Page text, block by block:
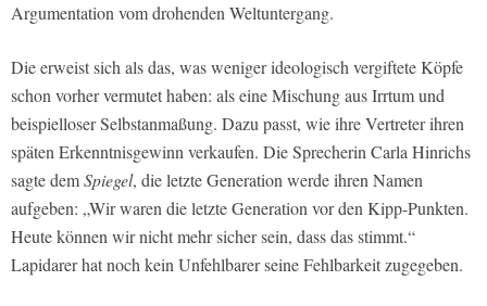
Argumentation vom drohenden Weltuntergang.
Die erweist sich als das, was weniger ideologisch vergiftete Köpfe
schon vorher vermutet haben: als eine Mischung aus Irrtum und
beispielloser Selbstanmaßung. Dazu passt, wie ihre Vertreter ihren
späten Erkenntnisgewinn verkaufen. Die Sprecherin Carla Hinrichs
sagte demSpiegel, die letzte Generation werde ihren Namen
aufgeben: „Wir waren die letzte Generation vor den Kipp-Punkten.
Heute können wir nicht mehr sicher sein, dass das stimmt.“
Lapidarer hat noch kein Unfehlbarer seine Fehlbarkeit zugegeben.